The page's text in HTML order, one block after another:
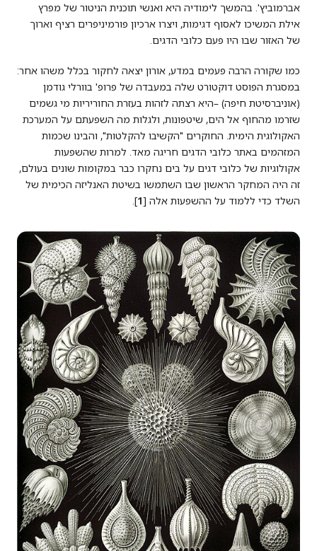
אברמוביץ'. בהמשך לימודיה היא ואנשי תוכנית הניטור של מפרץ
אילת המשיכו לאסוף דגימות, ויצרו ארכיון פורמיניפרים רציף וארוך
של האזור שבו היו פעם כלובי הדגים.
כמו שקורה הרבה פעמים במדע, אורון יצאה לחקור בכלל משהו אחר:
במסגרת הפוסט דוקטורט שלה במעבדה של פרופ' בוורלי גודמן
(אוניברסיטת חיפה) –היא רצתה לזהות בעזרת החוריריות מי גשמים
שזרמו מהחוף אל הים, שיטפונות, ולגלות מה השפעתם על המערכת
האקולוגית הימית. החוקרים "הקשיבו להקלטות", והבינו שכמות
המזהמים באתר כלובי הדגים חריגה מאד. למרות שהשפעות
אקולוגיות של כלובי דגים על בים נחקרו כבר במקומות שונים בעולם,
זה היה המחקר הראשון שבו השתמשו בשיטת האנליזה הכימית של
השלד כדי ללמוד על ההשפעות אלה [1
].